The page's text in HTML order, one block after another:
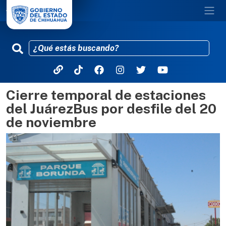
Pasar al contenido principal
Cierre temporal de estaciones
del JuárezBus por desfile del 20
de noviembre